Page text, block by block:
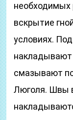
необходимых
вскрытие
условиях.
смазывают
Люголя. Швы